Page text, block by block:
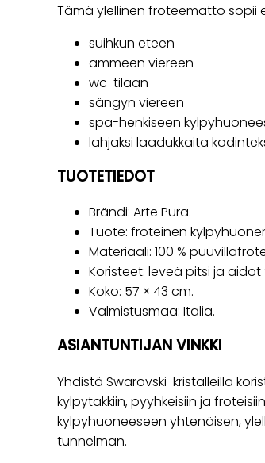
Tämä ylellinen froteematto sopii
suihkun eteen
ammeen viereen
wc-tilaan
sängyn viereen
spa-henkiseen
lahjaksi laadukkaita
TUOTETIEDOT
Brändi: Arte Pura.
Tuote: froteinen
Materiaali: 100 %
Koristeet: leveä pitsi ja aidot
Koko: 57 × 43 cm.
Valmistusmaa: Italia.
ASIANTUNTIJAN VINKKI
Yhdistä Swarovski-kristalleilla
kylpytakkiin, pyyhkeisiin ja
kylpyhuoneeseen yhtenäisen,
tunnelman.